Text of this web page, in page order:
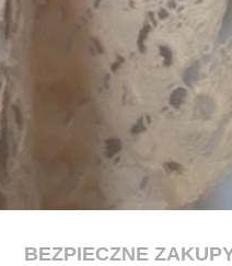
BEZPIECZNE